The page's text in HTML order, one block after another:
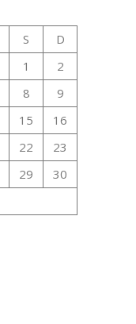
S
D
1
2
8
9
15
16
22
23
29
30